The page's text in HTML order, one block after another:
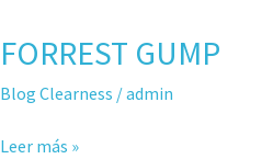
FORREST GUMP
Blog Clearness /admin
Leer más »